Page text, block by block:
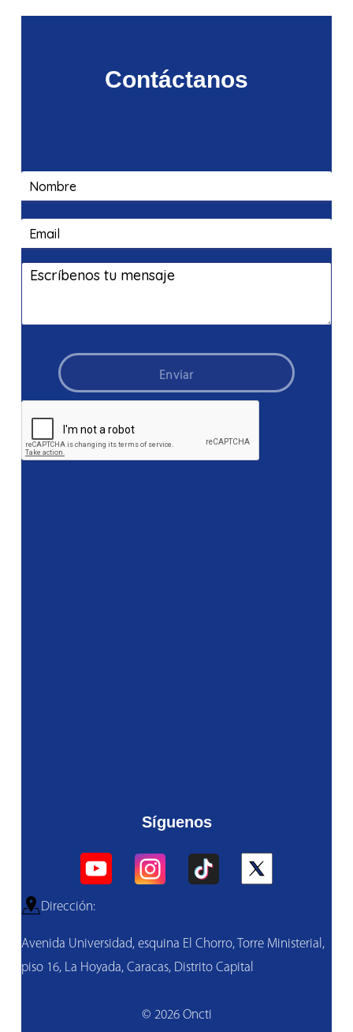
Contáctanos
Enviar
Síguenos
Dirección:
Avenida Universidad, esquina El Chorro, Torre Ministerial,
piso 16, La Hoyada, Caracas, Distrito Capital
© 2026 Oncti